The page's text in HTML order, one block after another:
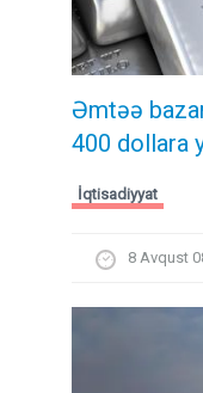
Əmtəə
400 dollara
İqtisadiyyat
8 Avqust